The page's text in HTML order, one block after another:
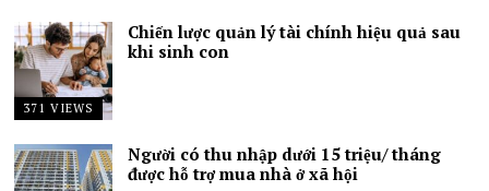
371 VIEWS
Chiến lược quản lý tài chính hiệu quả sau
khi sinh con
Người có thu nhập dưới 15 triệu/ tháng
được hỗ trợ mua nhà ở xã hội